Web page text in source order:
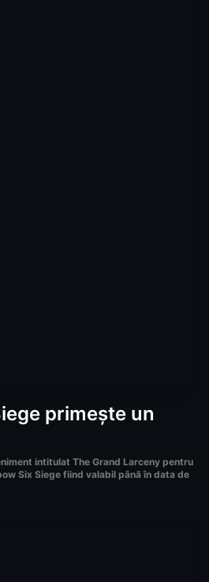
primește un
intitulat The Grand Larceny pentru
Six Siege fiind valabil până în data de